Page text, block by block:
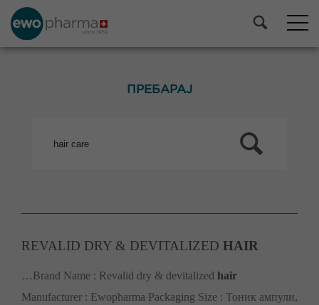
ПРЕБАРАЈ
REVALID DRY & DEVITALIZED HAIR
…Brand Name : Revalid dry & devitalized hair
Manufacturer : Ewopharma Packaging Size : Тоник ампули,